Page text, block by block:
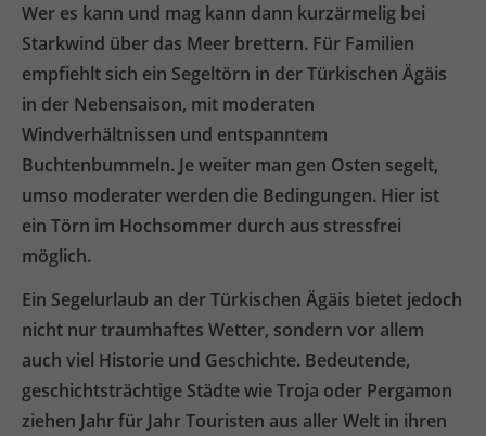
Wer es kann und mag kann dann kurzärmelig bei
Starkwind über das Meer brettern. Für Familien
empfiehlt sich ein Segeltörn in der Türkischen Ägäis
in der Nebensaison, mit moderaten
Windverhältnissen und entspanntem
Buchtenbummeln. Je weiter man gen Osten segelt,
umso moderater werden die Bedingungen. Hier ist
ein Törn im Hochsommer durch aus stressfrei
möglich.
Ein Segelurlaub an der Türkischen Ägäis bietet jedoch
nicht nur traumhaftes Wetter, sondern vor allem
auch viel Historie und Geschichte. Bedeutende,
geschichtsträchtige Städte wie Troja oder Pergamon
ziehen Jahr für Jahr Touristen aus aller Welt in ihren